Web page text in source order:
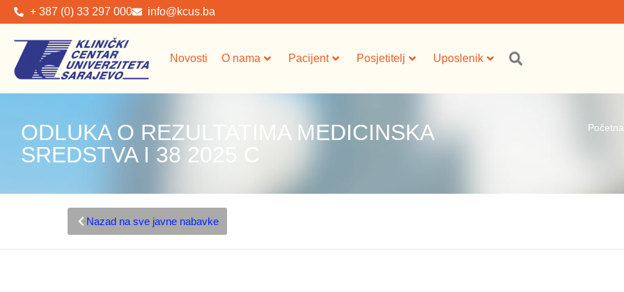
+ 387 (0) 33 297 000 info@kcus.ba
Novosti O nama Pacijent Posjetitelj Uposlenik
ODLUKA O REZULTATIMA MEDICINSKA
SREDSTVA I 38 2025 C
Početna
Nazad na sve javne nabavke